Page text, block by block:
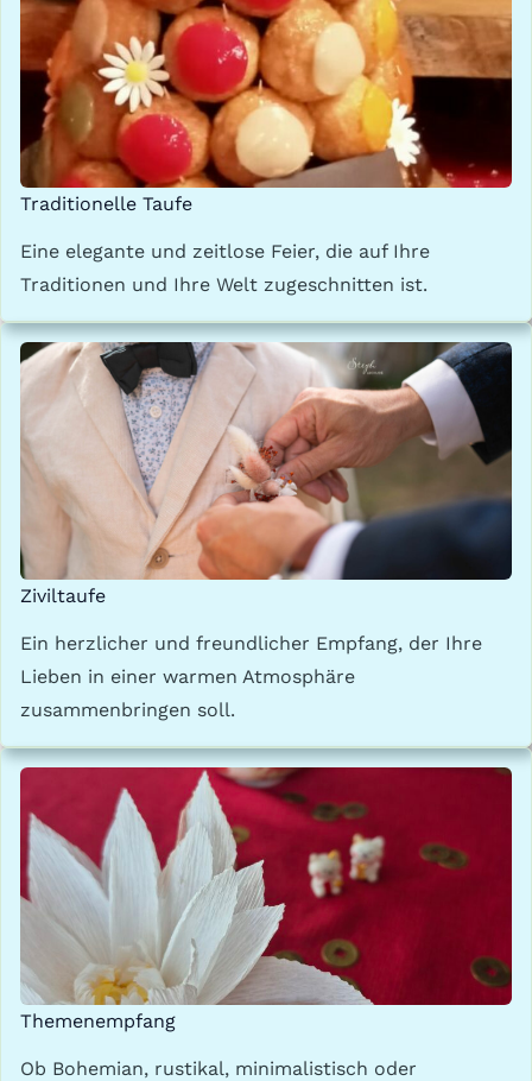
Traditionelle Taufe
Eine elegante und zeitlose Feier, die auf Ihre
Traditionen und Ihre Welt zugeschnitten ist.
Ziviltaufe
Ein herzlicher und freundlicher Empfang, der Ihre
Lieben in einer warmen Atmosphäre
zusammenbringen soll.
Themenempfang
Ob Bohemian, rustikal, minimalistisch oder